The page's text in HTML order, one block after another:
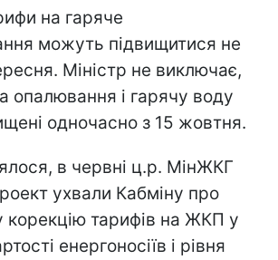
на гаряче
можуть підвищитися не
Міністр не виключає,
опалювання і гарячу воду
одночасно з 15 жовтня.
в червні ц.р. МінЖКГ
ухвали Кабміну про
корекцію тарифів на ЖКП у
енергоносіїв і рівня